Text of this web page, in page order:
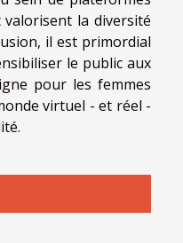
la diversité
il est primordial
le public aux
pour les femmes
virtuel - et réel -